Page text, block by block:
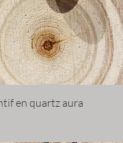
en quartz aura